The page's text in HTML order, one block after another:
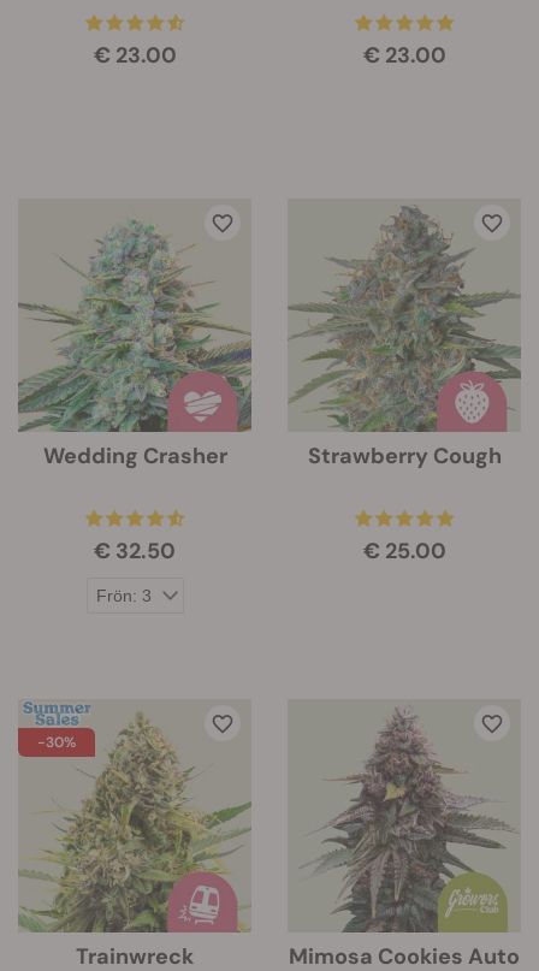
€ 23.00 € 23.00
Wedding Crasher
€ 32.50
Strawberry Cough
€ 25.00
-30%
Trainwreck Mimosa Cookies Auto